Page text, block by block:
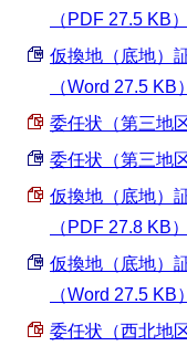
（PDF 27.5 KB）
仮換地（底地）
（Word 27.5 KB）
委任状（第三地
委任状（第三地
仮換地（底地）
（PDF 27.8 KB）
仮換地（底地）
（Word 27.5 KB）
委任状（西北地